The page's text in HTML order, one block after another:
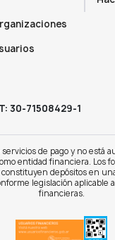
30-71508429-1
servicios de pago y no está
entidad financiera. Los
depósitos en
legislación aplicable
financieras.